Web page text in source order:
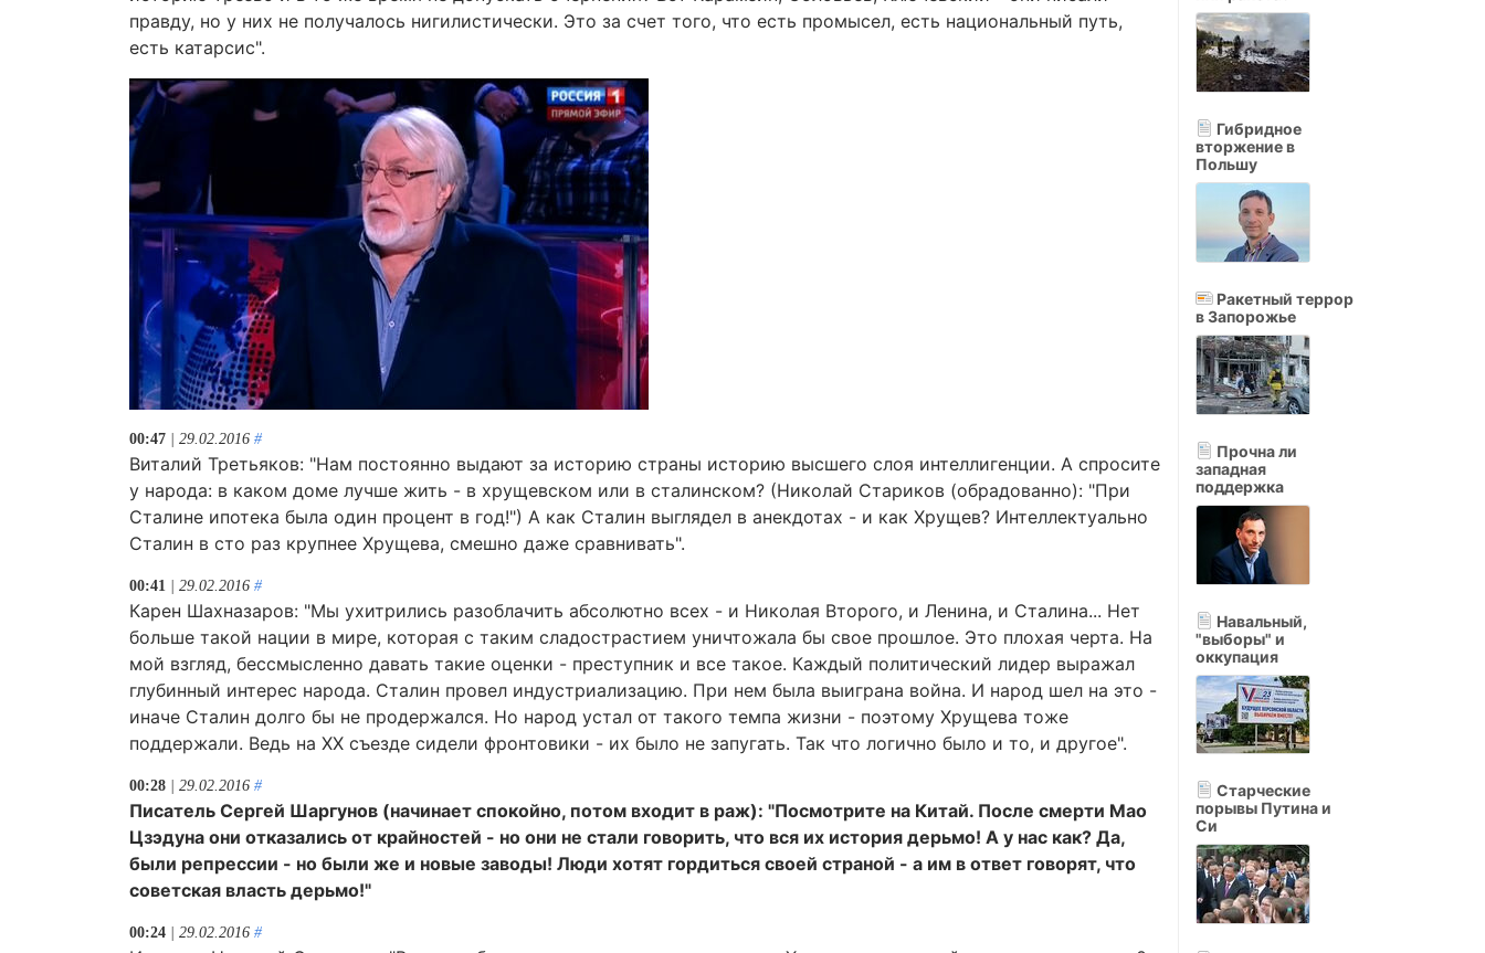
правду, но у них не получалось нигилистически. Это за счет того, что есть промысел, есть национальный путь,
есть катарсис".
00:47 | 29.02.2016 #
Виталий Третьяков: "Нам постоянно выдают за историю страны историю высшего слоя интеллигенции. А спросите
у народа: в каком доме лучше жить - в хрущевском или в сталинском? (Николай Стариков (обрадованно): "При
Сталине ипотека была один процент в год!") А как Сталин выглядел в анекдотах - и как Хрущев? Интеллектуально
Сталин в сто раз крупнее Хрущева, смешно даже сравнивать".
00:41 | 29.02.2016 #
Карен Шахназаров: "Мы ухитрились разоблачить абсолютно всех - и Николая Второго, и Ленина, и Сталина... Нет
больше такой нации в мире, которая с таким сладострастием уничтожала бы свое прошлое. Это плохая черта. На
мой взгляд, бессмысленно давать такие оценки - преступник и все такое. Каждый политический лидер выражал
глубинный интерес народа. Сталин провел индустриализацию. При нем была выиграна война. И народ шел на это -
иначе Сталин долго бы не продержался. Но народ устал от такого темпа жизни - поэтому Хрущева тоже
поддержали. Ведь на XX съезде сидели фронтовики - их было не запугать. Так что логично было и то, и другое".
00:28 | 29.02.2016 #
Писатель Сергей Шаргунов (начинает спокойно, потом входит в раж): "Посмотрите на Китай. После смерти Мао
Цзэдуна они отказались от крайностей - но они не стали говорить, что вся их история дерьмо! А у нас как? Да,
были репрессии - но были же и новые заводы! Люди хотят гордиться своей страной - а им в ответ говорят, что
советская власть дерьмо!"
00:24 | 29.02.2016 #
Гибридное
вторжение в
Польшу
Ракетный террор
в Запорожье
Прочна ли
западная
поддержка
Навальный,
"выборы" и
оккупация
Старческие
порывы Путина и
Си